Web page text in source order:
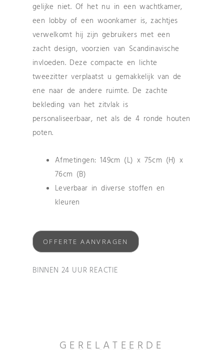
gelijke niet. Of het nu in een wachtkamer,
een lobby of een woonkamer is, zachtjes
verwelkomt hij zijn gebruikers met een
zacht design, voorzien van Scandinavische
invloeden. Deze compacte en lichte
tweezitter verplaatst u gemakkelijk van de
ene naar de andere ruimte. De zachte
bekleding van het zitvlak is
personaliseerbaar, net als de 4 ronde houten
poten.
Afmetingen: 149cm (L) x 75cm (H) x
76cm (B)
Leverbaar in diverse stoffen en
kleuren
OFFERTE AANVRAGEN
BINNEN 24 UUR REACTIE
GERELATEERDE